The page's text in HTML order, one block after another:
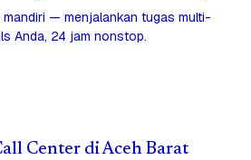
mandiri — menjalankan tugas multi-
Anda, 24 jam nonstop.
Center di Aceh Barat